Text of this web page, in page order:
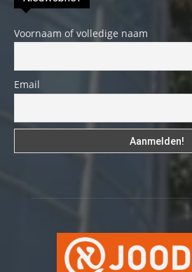
Voornaam of volledige naam
Email